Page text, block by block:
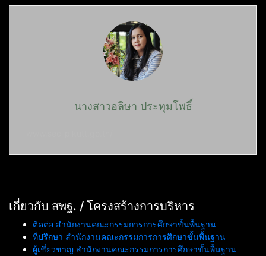
นางสาวอลิษา ประทุมโพธิ์
เกี่ยวกับ สพฐ. / โครงสร้างการบริหาร
ติดต่อ สำนักงานคณะกรรมการการศึกษาขั้นพื้นฐาน
ที่ปรึกษา สำนักงานคณะกรรมการการศึกษาขั้นพื้นฐาน
ผู้เชี่ยวชาญ สำนักงานคณะกรรมการการศึกษาขั้นพื้นฐาน